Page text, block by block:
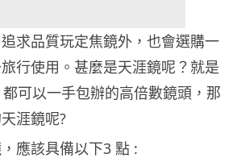
求品質玩定焦鏡外，也會選購一
行使用。甚麼是天涯鏡呢？就是
可以一手包辦的高倍數鏡頭，那
涯鏡呢?
應該具備以下3 點 :